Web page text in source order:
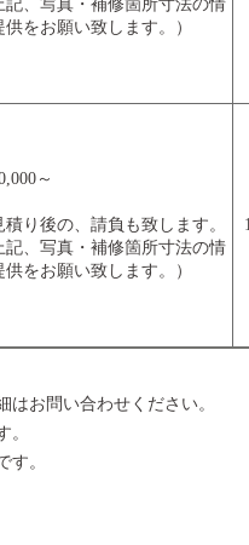
記、写真・補修箇所寸法の情
供をお願い致します。）
～
積り後の、請負も致します。
記、写真・補修箇所寸法の情
供をお願い致します。）
お問い合わせください。
。
す。